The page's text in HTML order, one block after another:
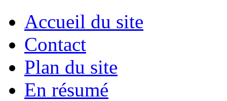
Accueil du site
Contact
Plan du site
En résumé